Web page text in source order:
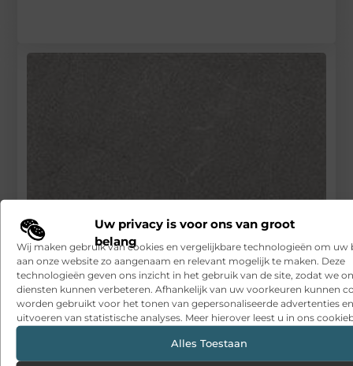
Uw privacy is voor ons van groot
belang
Wij maken gebruik van cookies en vergelijkbare technologieën om uw
aan onze website zo aangenaam en relevant mogelijk te maken. Deze
technologieën geven ons inzicht in het gebruik van de site, zodat we
diensten kunnen verbeteren. Afhankelijk van uw voorkeuren kunnen
worden gebruikt voor het tonen van gepersonaliseerde advertenties
uitvoeren van statistische analyses. Meer hierover leest u in ons
Alles Toestaan
Natuursteentegels kopen bij een expert
RECENTE BERICHTEN
Snelle sfeerverbetering met accessoires die altijd passen
Een deur die open blijft zonder gedoe